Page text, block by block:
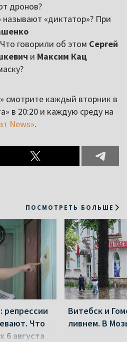
дронов?
«диктатор»? При
говорили об этом Сергей
и Максим Кац
смотрите каждый вторник в
в 20:20 и каждую среду на
News».
ПОСМОТРЕТЬ БОЛЬШЕ
репрессии
Что
6 августа
Витебск и
ливнем. В